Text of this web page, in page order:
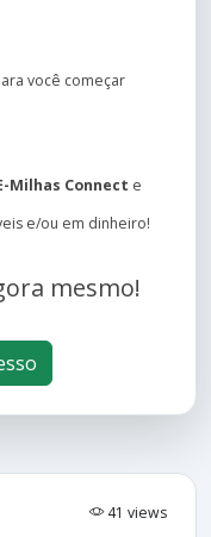
você começar
Milhas Connect e
e/ou em dinheiro!
mesmo!
41 views